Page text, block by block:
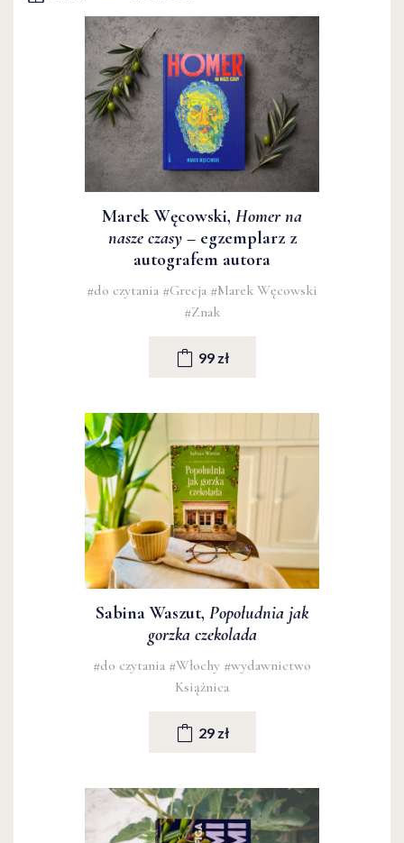
Marek Węcowski, Homer na
nasze czasy– egzemplarz z
autografem autora
#do czytania #Grecja #Marek Węcowski
#Znak
99 zł
Sabina Waszut, Popołudnia jak
gorzka czekolada
#do czytania #Włochy #wydawnictwo
Książnica
29 zł